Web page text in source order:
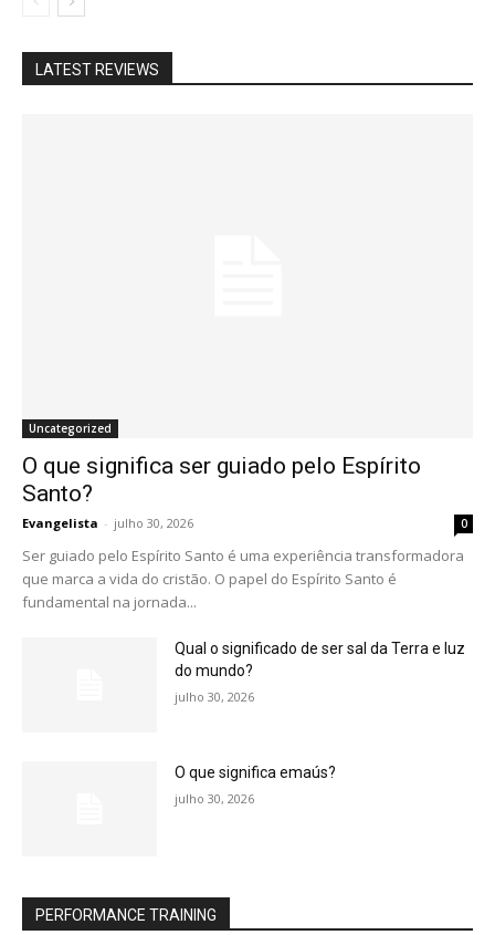
LATEST REVIEWS
Uncategorized
O que significa ser guiado pelo Espírito
Santo?
Evangelista - julho 30, 2026 0
Ser guiado pelo Espírito Santo é uma experiência transformadora
que marca a vida do cristão. O papel do Espírito Santo é
fundamental na jornada...
Qual o significado de ser sal da Terra e luz
do mundo?
julho 30, 2026
O que significa emaús?
julho 30, 2026
PERFORMANCE TRAINING